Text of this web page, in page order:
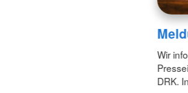
Wir
DRK.